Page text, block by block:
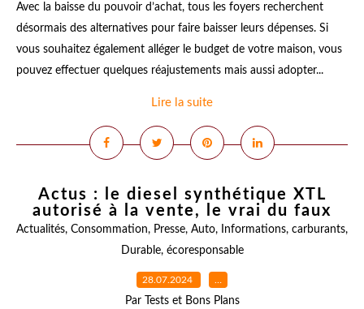
Avec la baisse du pouvoir d’achat, tous les foyers recherchent
désormais des alternatives pour faire baisser leurs dépenses. Si
vous souhaitez également alléger le budget de votre maison, vous
pouvez effectuer quelques réajustements mais aussi adopter...
Lire la suite
Actus : le diesel synthétique XTL
autorisé à la vente, le vrai du faux
Actualités, Consommation, Presse, Auto, Informations, carburants,
Durable, écoresponsable
28.07.2024 …
Par Tests et Bons Plans